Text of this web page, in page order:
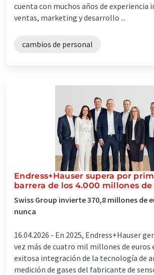
cuenta con muchos años de experiencia
ventas, marketing y desarrollo ...
cambios de personal
Endress+Hauser supera por
barrera de los 4.000 millones de
Swiss Group invierte 370,8 millones de
nunca
16.04.2026 - En 2025, Endress+Hauser
vez más de cuatro mil millones de euros
exitosa integración de la tecnología de
medición de gases del fabricante de